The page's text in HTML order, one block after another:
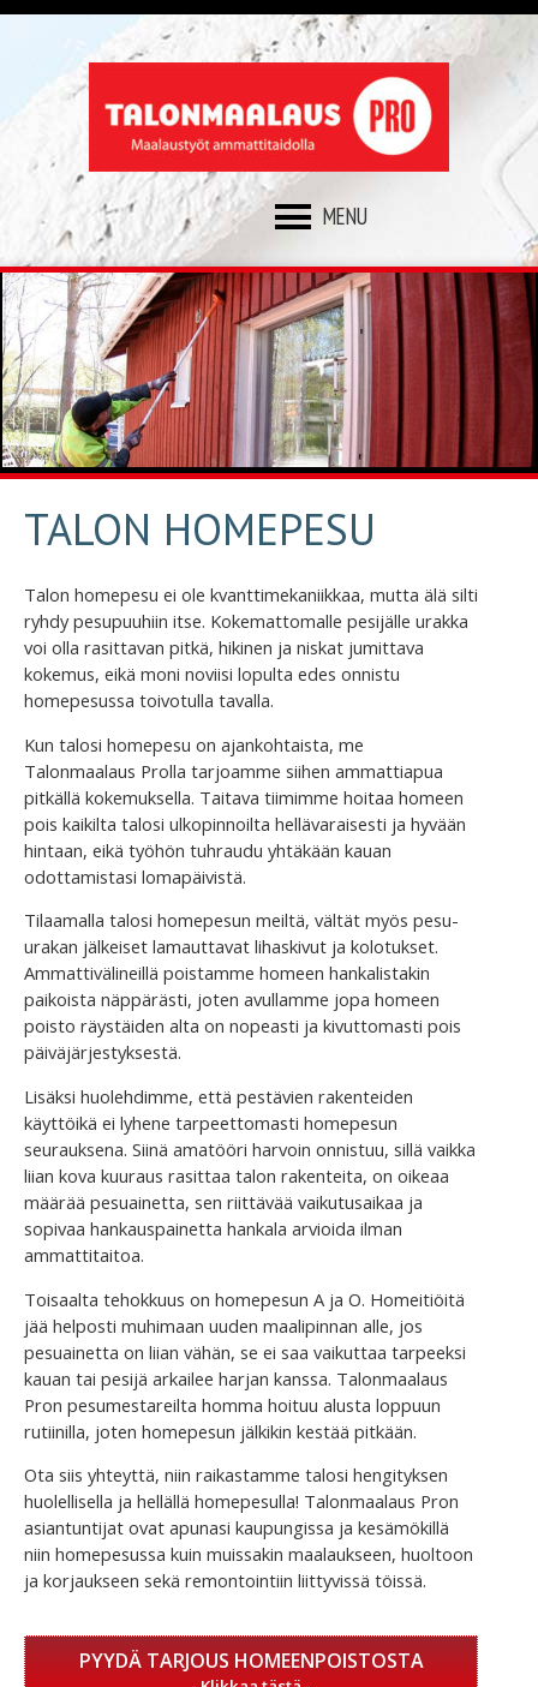
SKIP
TO
CONTENT
TALON HOMEPESU
Talon homepesu ei ole kvanttimekaniikkaa, mutta älä silti
ryhdy pesupuuhiin itse. Kokemattomalle pesijälle urakka
voi olla rasittavan pitkä, hikinen ja niskat jumittava
kokemus, eikä moni noviisi lopulta edes onnistu
homepesussa toivotulla tavalla.
Kun talosi homepesu on ajankohtaista, me
Talonmaalaus Prolla tarjoamme siihen ammattiapua
pitkällä kokemuksella. Taitava tiimimme hoitaa homeen
pois kaikilta talosi ulkopinnoilta hellävaraisesti ja hyvään
hintaan, eikä työhön tuhraudu yhtäkään kauan
odottamistasi lomapäivistä.
Tilaamalla talosi homepesun meiltä, vältät myös pesu-
urakan jälkeiset lamauttavat lihaskivut ja kolotukset.
Ammattivälineillä poistamme homeen hankalistakin
paikoista näppärästi, joten avullamme jopa homeen
poisto räystäiden alta on nopeasti ja kivuttomasti pois
päiväjärjestyksestä.
Lisäksi huolehdimme, että pestävien rakenteiden
käyttöikä ei lyhene tarpeettomasti homepesun
seurauksena. Siinä amatööri harvoin onnistuu, sillä vaikka
liian kova kuuraus rasittaa talon rakenteita, on oikeaa
määrää pesuainetta, sen riittävää vaikutusaikaa ja
sopivaa hankauspainetta hankala arvioida ilman
ammattitaitoa.
Toisaalta tehokkuus on homepesun A ja O. Homeitiöitä
jää helposti muhimaan uuden maalipinnan alle, jos
pesuainetta on liian vähän, se ei saa vaikuttaa tarpeeksi
kauan tai pesijä arkailee harjan kanssa. Talonmaalaus
Pron pesumestareilta homma hoituu alusta loppuun
rutiinilla, joten homepesun jälkikin kestää pitkään.
Ota siis yhteyttä, niin raikastamme talosi hengityksen
huolellisella ja hellällä homepesulla! Talonmaalaus Pron
asiantuntijat ovat apunasi kaupungissa ja kesämökillä
niin homepesussa kuin muissakin maalaukseen, huoltoon
ja korjaukseen sekä remontointiin liittyvissä töissä.
PYYDÄ TARJOUS HOMEENPOISTOSTA